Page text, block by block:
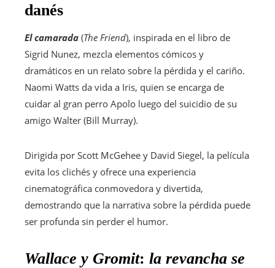
danés
El camarada (The Friend), inspirada en el libro de
Sigrid Nunez, mezcla elementos cómicos y
dramáticos en un relato sobre la pérdida y el cariño.
Naomi Watts da vida a Iris, quien se encarga de
cuidar al gran perro Apolo luego del suicidio de su
amigo Walter (Bill Murray).
Dirigida por Scott McGehee y David Siegel, la película
evita los clichés y ofrece una experiencia
cinematográfica conmovedora y divertida,
demostrando que la narrativa sobre la pérdida puede
ser profunda sin perder el humor.
Wallace y Gromit: la revancha se